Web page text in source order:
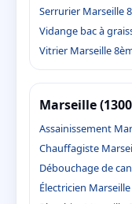
Serrurier Marseille
Vidange bac à
Vitrier Marseille
Marseille
Assainissement
Chauffagiste
Débouchage de
Électricien